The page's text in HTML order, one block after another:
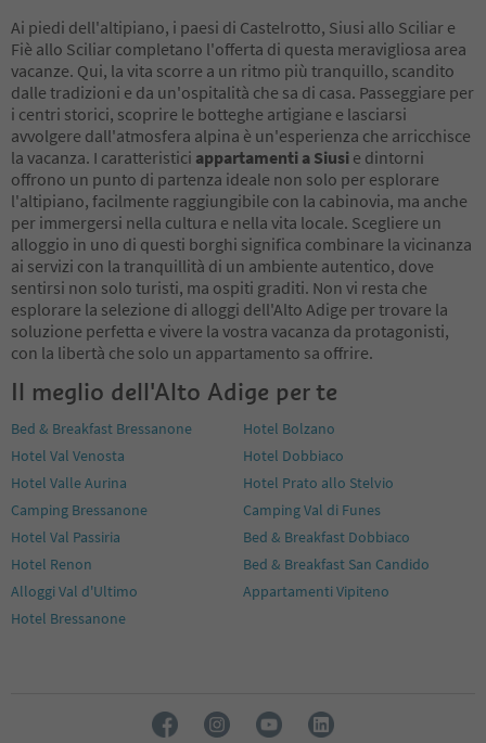
Ai piedi dell'altipiano, i paesi di Castelrotto, Siusi allo Sciliar e
Fiè allo Sciliar completano l'offerta di questa meravigliosa area
vacanze. Qui, la vita scorre a un ritmo più tranquillo, scandito
dalle tradizioni e da un'ospitalità che sa di casa. Passeggiare per
i centri storici, scoprire le botteghe artigiane e lasciarsi
avvolgere dall'atmosfera alpina è un'esperienza che arricchisce
la vacanza. I caratteristici appartamenti a Siusi e dintorni
offrono un punto di partenza ideale non solo per esplorare
l'altipiano, facilmente raggiungibile con la cabinovia, ma anche
per immergersi nella cultura e nella vita locale. Scegliere un
alloggio in uno di questi borghi significa combinare la vicinanza
ai servizi con la tranquillità di un ambiente autentico, dove
sentirsi non solo turisti, ma ospiti graditi. Non vi resta che
esplorare la selezione di alloggi dell'Alto Adige per trovare la
soluzione perfetta e vivere la vostra vacanza da protagonisti,
con la libertà che solo un appartamento sa offrire.
Il meglio dell'Alto Adige per te
Bed & Breakfast Bressanone
Hotel Bolzano
Hotel Val Venosta
Hotel Dobbiaco
Hotel Valle Aurina
Hotel Prato allo Stelvio
Camping Bressanone
Camping Val di Funes
Hotel Val Passiria
Bed & Breakfast Dobbiaco
Hotel Renon
Bed & Breakfast San Candido
Alloggi Val d'Ultimo
Appartamenti Vipiteno
Hotel Bressanone